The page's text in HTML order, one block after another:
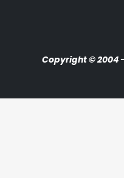
Copyright © 2004